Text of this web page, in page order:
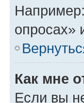
опросах»
Как мне
Если вы